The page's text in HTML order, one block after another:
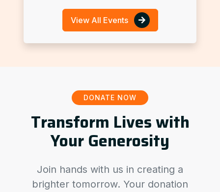
View All Events
DONATE NOW
Transform Lives with
Your Generosity
Join hands with us in creating a
brighter tomorrow. Your donation